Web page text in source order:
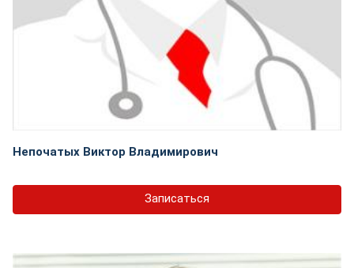
Непочатых Виктор Владимирович
Записаться